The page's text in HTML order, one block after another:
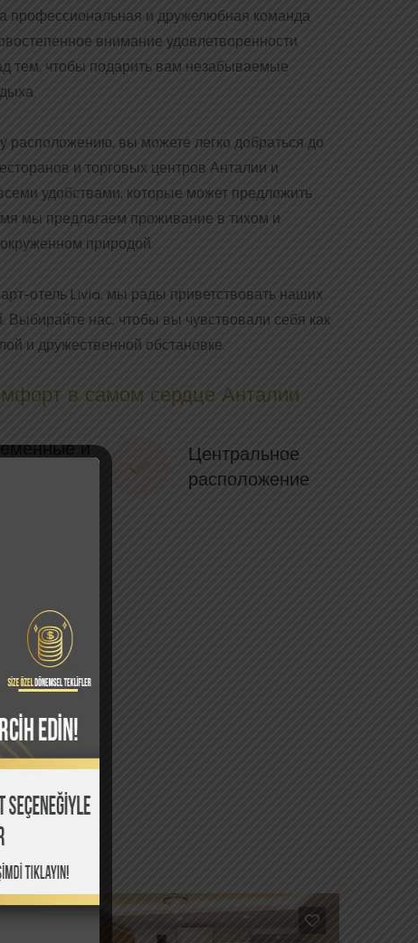
профессиональная и дружелюбная команда
внимание удовлетворенности
тем, чтобы подарить вам незабываемые
расположению, вы можете легко добраться до
и торговых центров Анталии и
удобствами, которые может предложить
мы предлагаем проживание в тихом и
природой.
отель Livia, мы рады приветствовать наших
Выбирайте нас, чтобы вы чувствовали себя как
и дружественной обстановке.
в самом сердце Анталии
и
Центральное
расположение